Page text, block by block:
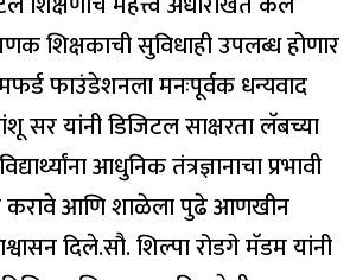
शिक्षकाची सुविधाही उपलब्ध होणार
फाउंडेशनला मनःपूर्वक धन्यवाद
सर यांनी डिजिटल साक्षरता लॅबच्या
आधुनिक तंत्रज्ञानाचा प्रभावी
करावे आणि शाळेला पुढे आणखीन
दिले.सौ. शिल्पा रोडगे मॅडम यांनी